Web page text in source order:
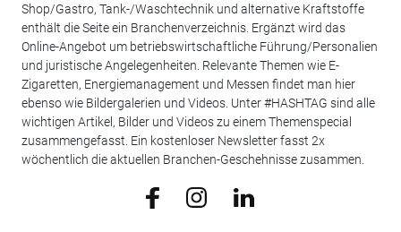
Shop/Gastro, Tank-/Waschtechnik und alternative Kraftstoffe
enthält die Seite ein Branchenverzeichnis. Ergänzt wird das
Online-Angebot um betriebswirtschaftliche Führung/Personalien
und juristische Angelegenheiten. Relevante Themen wie E-
Zigaretten, Energiemanagement und Messen findet man hier
ebenso wie Bildergalerien und Videos. Unter #HASHTAG sind alle
wichtigen Artikel, Bilder und Videos zu einem Themenspecial
zusammengefasst. Ein kostenloser Newsletter fasst 2x
wöchentlich die aktuellen Branchen-Geschehnisse zusammen.